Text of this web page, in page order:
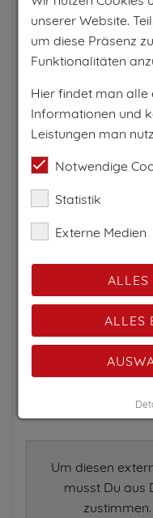
Um diesen
musst Du aus
unserer Website.
um diese Präsenz
Funktionalitäten
Hier findet man alle
Informationen und
Leistungen man
Notwendige
Statistik
Externe Medien
ALLES
ALLES